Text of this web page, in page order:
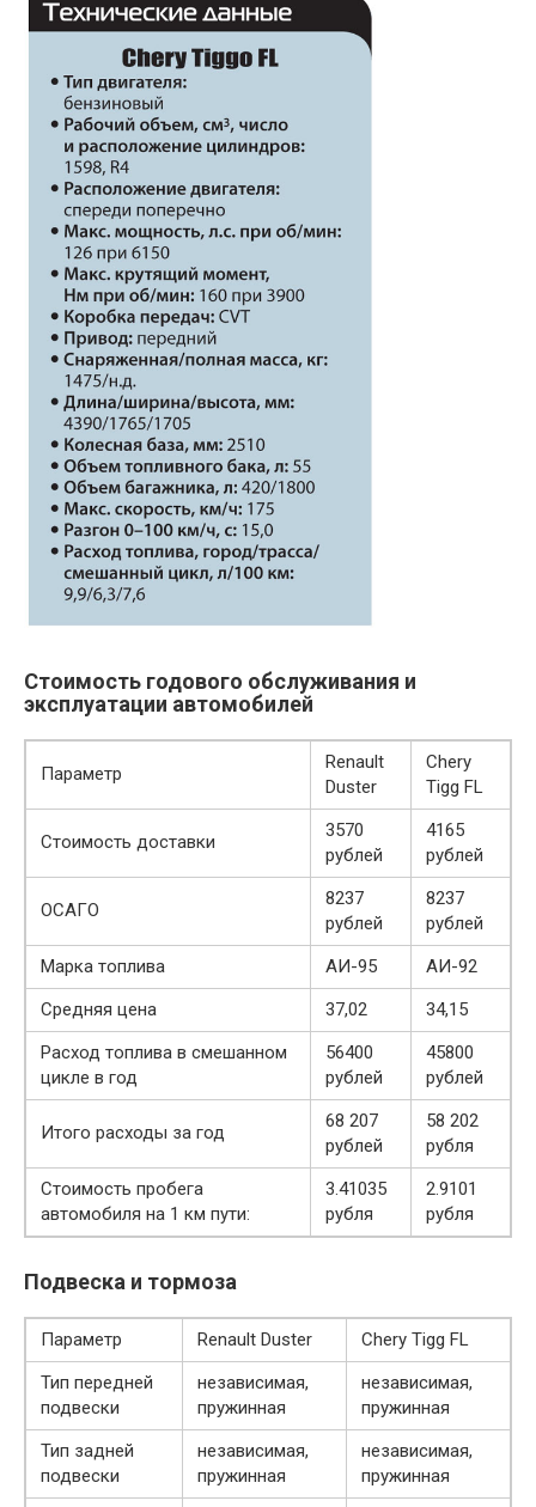
Стоимость годового обслуживания и
эксплуатации автомобилей
Параметр
Renault
Duster
Chery
Tigg FL
Стоимость доставки
3570
рублей
4165
рублей
ОСАГО
8237
рублей
8237
рублей
Марка топлива
АИ-95
АИ-92
Средняя цена
37,02
34,15
Расход топлива в смешанном
цикле в год
56400
рублей
45800
рублей
Итого расходы за год
68 207
рублей
58 202
рубля
Стоимость пробега
автомобиля на 1 км пути:
3.41035
рубля
2.9101
рубля
Подвеска и тормоза
Параметр Renault Duster
Chery Tigg FL
Тип передней
подвески
независимая,
пружинная
независимая,
пружинная
Тип задней
подвески
независимая,
пружинная
независимая,
пружинная